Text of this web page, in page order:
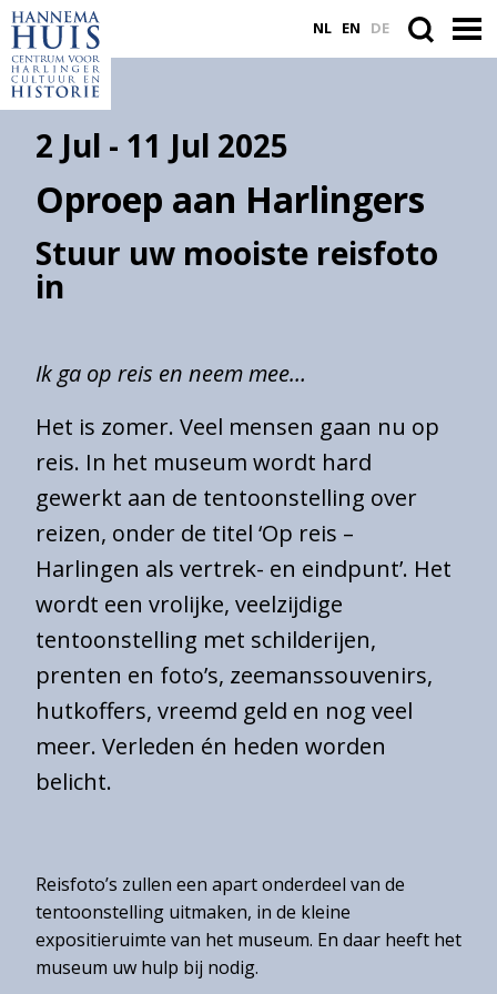
NL EN DE
2 Jul - 11 Jul 2025
Oproep aan Harlingers
Stuur uw mooiste reisfoto
in
Ik ga op reis en neem mee…
Het is zomer. Veel mensen gaan nu op
reis. In het museum wordt hard
gewerkt aan de tentoonstelling over
reizen, onder de titel ‘Op reis –
Harlingen als vertrek- en eindpunt’. Het
wordt een vrolijke, veelzijdige
tentoonstelling met schilderijen,
prenten en foto’s, zeemanssouvenirs,
hutkoffers, vreemd geld en nog veel
meer. Verleden én heden worden
belicht.
Reisfoto’s zullen een apart onderdeel van de
tentoonstelling uitmaken, in de kleine
expositieruimte van het museum. En daar heeft het
museum uw hulp bij nodig.
ACTUEEL
VASTE COLLECTIE
PLAN JE BEZOEK
WORD VRIEND
Suche
innerhalb
Website
Eintrittspreise
Öffnungszeiten
Erreichbarkeit
Barrierefreiheit
Gruppen
Gemeentearchief
Contact